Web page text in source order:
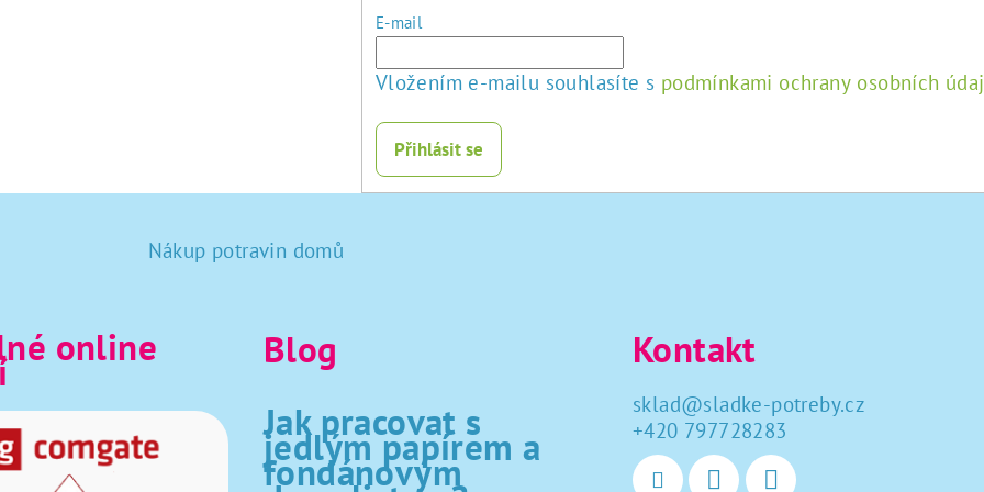
E-mail
Vložením e-mailu souhlasíte s podmínkami ochrany osobních
Přihlásit se
Nákup potravin domů
online
Blog
Jak pracovat s
jedlým papírem a
fondánovým
Kontakt
sklad@sladke-potreby.cz
+420 797728283